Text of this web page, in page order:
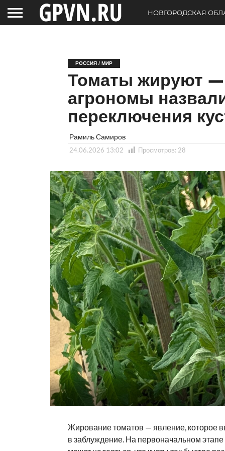
НОВГОРОДСКАЯ
РОССИЯ / МИР
Томаты жируют —
агрономы
переключения
Рамиль Самиров
24.06.2026 13:02 Просмотров: 28
Жирование томатов — явление, которое
в заблуждение. На первоначальном этапе